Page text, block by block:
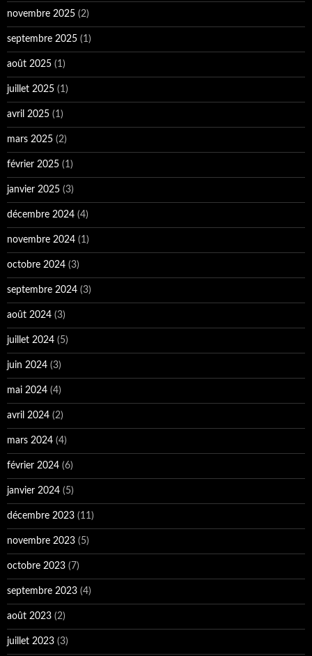
novembre 2025 (2)
septembre 2025 (1)
août 2025 (1)
juillet 2025 (1)
avril 2025 (1)
mars 2025 (2)
février 2025 (1)
janvier 2025 (3)
décembre 2024 (4)
novembre 2024 (1)
octobre 2024 (3)
septembre 2024 (3)
août 2024 (3)
juillet 2024 (5)
juin 2024 (3)
mai 2024 (4)
avril 2024 (2)
mars 2024 (4)
février 2024 (6)
janvier 2024 (5)
décembre 2023 (11)
novembre 2023 (5)
octobre 2023 (7)
septembre 2023 (4)
août 2023 (2)
juillet 2023 (3)